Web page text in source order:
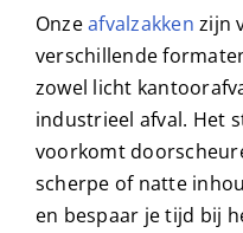
Onzeafvalzakken zijn
verschillende
zowel licht
industrieel afval. Het
voorkomt
scherpe of natte
en bespaar je tijd bij